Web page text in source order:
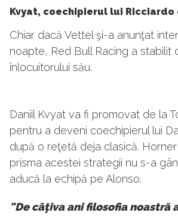
Kvyat, coechipierul lui Ricciardo
Chiar dacă Vettel şi-a anunţat
noapte, Red Bull Racing a stabilit
înlocuitorului său.
Daniil Kvyat va fi promovat de la
pentru a deveni coechipierul lui
după o reţetă deja clasică.
prisma acestei strategii nu s-a
aducă la echipă pe Alonso.
"De câţiva ani filosofia noastră